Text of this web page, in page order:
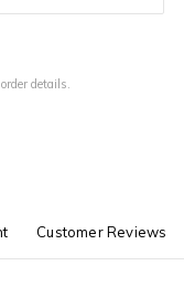
details.
Customer Reviews